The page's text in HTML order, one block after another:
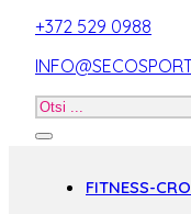
+372 529 0988
Otsi
FITNESS-